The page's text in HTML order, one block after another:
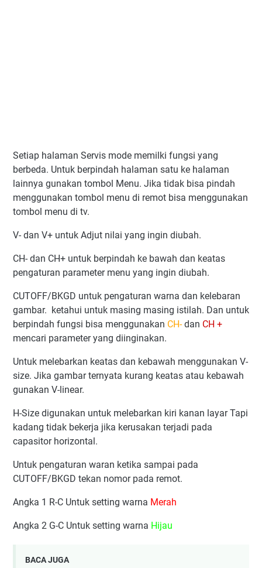
Setiap halaman Servis mode memilki fungsi yang
berbeda. Untuk berpindah halaman satu ke halaman
lainnya gunakan tombol Menu. Jika tidak bisa pindah
menggunakan tombol menu di remot bisa menggunakan
tombol menu di tv.
V- dan V+ untuk Adjut nilai yang ingin diubah.
CH- dan CH+ untuk berpindah ke bawah dan keatas
pengaturan parameter menu yang ingin diubah.
CUTOFF/BKGD untuk pengaturan warna dan kelebaran
gambar. ketahui untuk masing masing istilah. Dan untuk
berpindah fungsi bisa menggunakan CH-dan CH +
mencari parameter yang diinginakan.
Untuk melebarkan keatas dan kebawah menggunakan V-
size. Jika gambar ternyata kurang keatas atau kebawah
gunakan V-linear.
H-Size digunakan untuk melebarkan kiri kanan layar Tapi
kadang tidak bekerja jika kerusakan terjadi pada
capasitor horizontal.
Untuk pengaturan waran ketika sampai pada
CUTOFF/BKGD tekan nomor pada remot.
Angka 1 R-C Untuk setting warna Merah
Angka 2 G-C Untuk setting warna Hijau
BACA JUGA